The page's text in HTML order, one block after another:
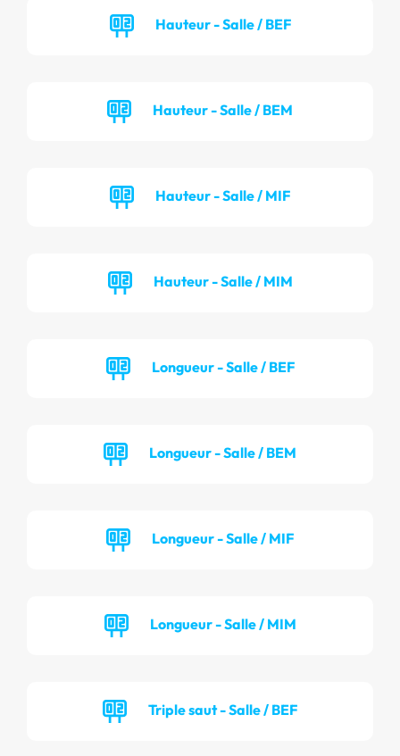
Hauteur - Salle / BEF
Hauteur - Salle / BEM
Hauteur - Salle / MIF
Hauteur - Salle / MIM
Longueur - Salle / BEF
Longueur - Salle / BEM
Longueur - Salle / MIF
Longueur - Salle / MIM
Triple saut - Salle / BEF